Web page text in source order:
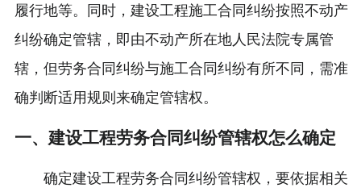
履行地等。同时，建设工程施工合同纠纷按照不动产
纠纷确定管辖，即由不动产所在地人民法院专属管
辖，但劳务合同纠纷与施工合同纠纷有所不同，需准
确判断适用规则来确定管辖权。
一、建设工程劳务合同纠纷管辖权怎么确定
确定建设工程劳务合同纠纷管辖权，要依据相关